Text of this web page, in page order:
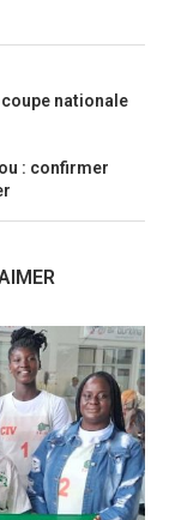
nationale
: confirmer